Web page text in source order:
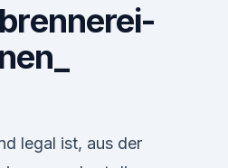
legal ist, aus der